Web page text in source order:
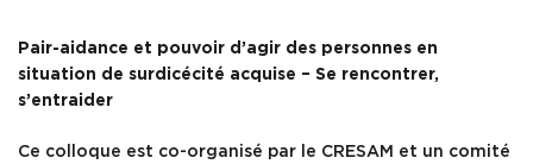
SERVICES
INFOS PRATIQUES
Pair-aidance et pouvoir d’agir des personnes en
situation de surdicécité acquise – Se rencontrer,
s’entraider
Ce colloque est co-organisé par le CRESAM et un comité